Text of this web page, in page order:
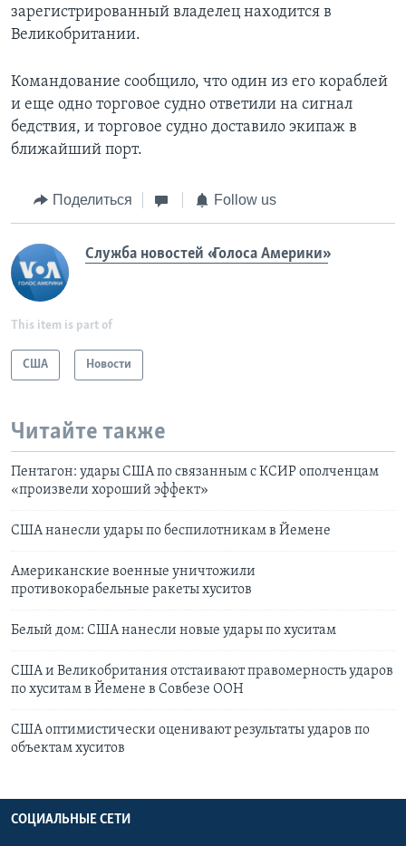
зарегистрированный владелец находится в
Великобритании.
Командование сообщило, что один из его кораблей
и еще одно торговое судно ответили на сигнал
бедствия, и торговое судно доставило экипаж в
ближайший порт.
Поделиться Follow us
Служба новостей «Голоса Америки»
This item is part of
США Новости
Читайте также
Пентагон: удары США по связанным с КСИР ополченцам
«произвели хороший эффект»
США нанесли удары по беспилотникам в Йемене
Американские военные уничтожили
противокорабельные ракеты хуситов
Белый дом: США нанесли новые удары по хуситам
США и Великобритания отстаивают правомерность ударов
по хуситам в Йемене в Совбезе ООН
США оптимистически оценивают результаты ударов по
объектам хуситов
СОЦИАЛЬНЫЕ СЕТИ